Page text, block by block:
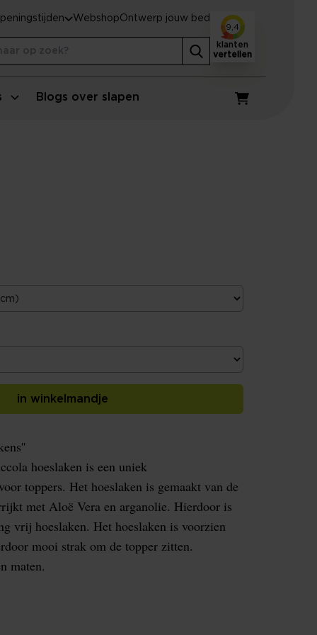
Blogs over slapen
Winkelwagen
WebshopOntwerp jouw bed
9,4
klanten
vertellen
in winkelmandje
hoeslaken is een uniek
toppers. Het hoeslaken is gemaakt van de
met Aloë Vera en arganolie. Hierdoor is
vrij hoeslaken. Het hoeslaken is voorzien
mooi strak om de topper zitten.
maten.